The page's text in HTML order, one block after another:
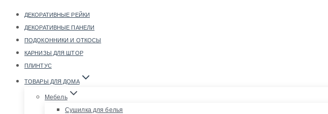
ДЕКОРАТИВНЫЕ РЕЙКИ
ДЕКОРАТИВНЫЕ ПАНЕЛИ
ПОДОКОННИКИ И ОТКОСЫ
КАРНИЗЫ ДЛЯ ШТОР
ПЛИНТУС
ТОВАРЫ ДЛЯ ДОМА
Мебель
Сушилка для белья